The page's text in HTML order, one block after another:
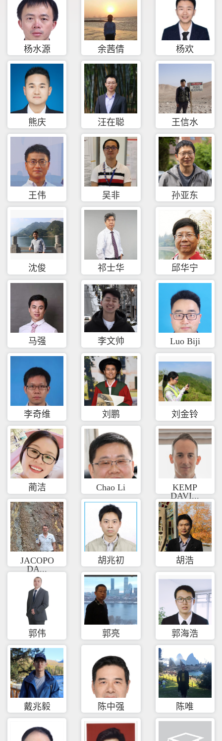
杨水源 余茜倩 杨欢
熊庆 汪在聪 王信水
王伟 吴非 孙亚东
沈俊 祁士华 邱华宁
马强 李文帅 Luo Biji
李奇维 刘鹏 刘金铃
蔺洁 Chao Li
KEMP
DAVI...
JACOPO
DA...
胡兆初 胡浩
郭伟 郭亮 郭海浩
戴兆毅 陈中强 陈唯